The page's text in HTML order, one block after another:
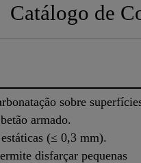
Catálogo de
sobre
armado.
(≤ 0,3 mm).
disfarçar pequenas